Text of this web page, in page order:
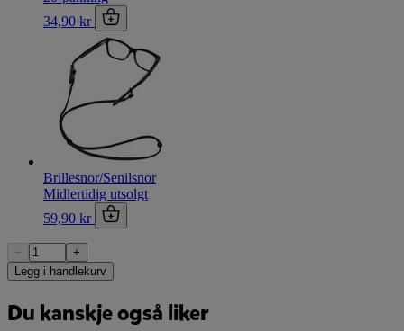
34,90 kr
Brillesnor/Senilsnor
Midlertidig utsolgt
59,90 kr
−
+
Legg i handlekurv
Du kanskje også liker